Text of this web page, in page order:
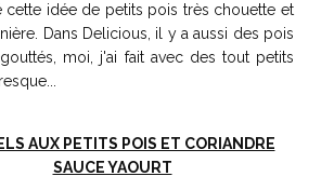
cette idée de petits pois très chouette et
Dans Delicious, il y a aussi des pois
moi, j'ai fait avec des tout petits
AUX PETITS POIS ET CORIANDRE
SAUCE YAOURT